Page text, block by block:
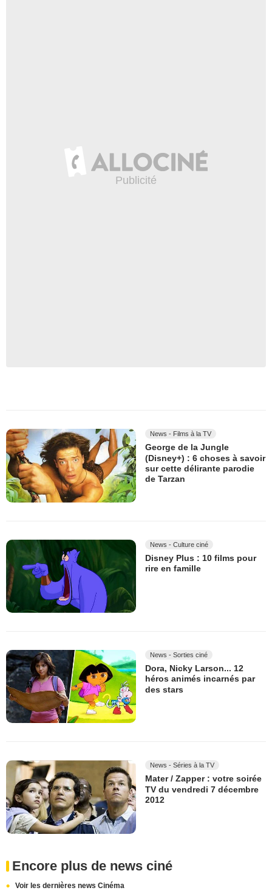
News - Films à la TV
George de la Jungle
(Disney+) : 6 choses à savoir
sur cette délirante parodie
de Tarzan
News - Culture ciné
Disney Plus : 10 films pour
rire en famille
News - Sorties ciné
Dora, Nicky Larson... 12
héros animés incarnés par
des stars
News - Séries à la TV
Mater / Zapper : votre soirée
TV du vendredi 7 décembre
2012
Encore plus de news ciné
Voir les dernières news Cinéma